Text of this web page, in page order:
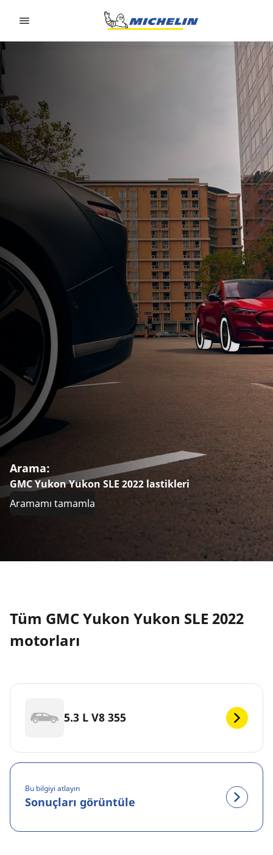
Arama:
GMC Yukon Yukon SLE 2022 lastikleri
Aramamı tamamla
Tüm GMC Yukon Yukon SLE 2022
motorları
5.3 L V8 355
Bu bilgiyi atlayın
Sonuçları görüntüle